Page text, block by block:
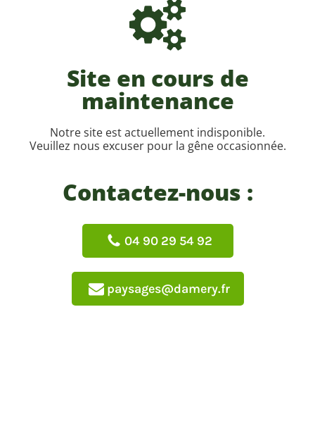
Site en cours de
maintenance
Notre site est actuellement indisponible.
Veuillez nous excuser pour la gêne occasionnée.
Contactez-nous :
04 90 29 54 92
paysages@damery.fr